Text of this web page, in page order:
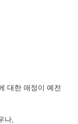
대한 애정이 예전
나,